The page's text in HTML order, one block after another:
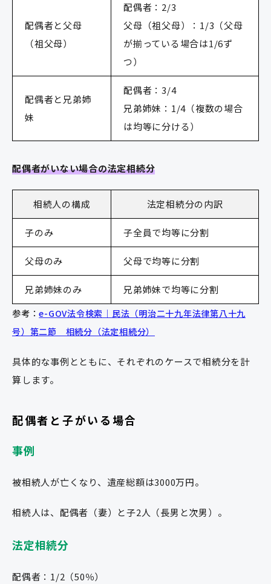
配偶者と父母
（祖父母）
配偶者：2/3
父母（祖父母）：1/3（父母
が揃っている場合は1/6ず
つ）
配偶者と兄弟姉
妹
配偶者：3/4
兄弟姉妹：1/4（複数の場合
は均等に分ける）
配偶者がいない場合の法定相続分
相続人の構成 法定相続分の内訳
子のみ 子全員で均等に分割
父母のみ 父母で均等に分割
兄弟姉妹のみ 兄弟姉妹で均等に分割
参考：e-GOV法令検索｜民法（明治二十九年法律第八十九
号）第二節 相続分（法定相続分）
具体的な事例とともに、それぞれのケースで相続分を計
算します。
配偶者と子がいる場合
事例
被相続人が亡くなり、遺産総額は3000万円。
相続人は、配偶者（妻）と子2人（長男と次男）。
法定相続分
配偶者：1/2（50％）